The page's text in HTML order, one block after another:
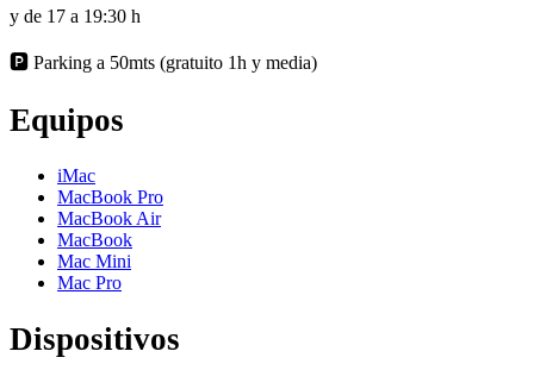
y de 17 a 19:30 h
🅿️ Parking a 50mts (gratuito 1h y media)
Equipos
iMac
MacBook Pro
MacBook Air
MacBook
Mac Mini
Mac Pro
Dispositivos